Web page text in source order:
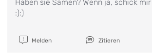
Haben sie Samen? Wenn ja, schick
:):)
Melden Zitieren